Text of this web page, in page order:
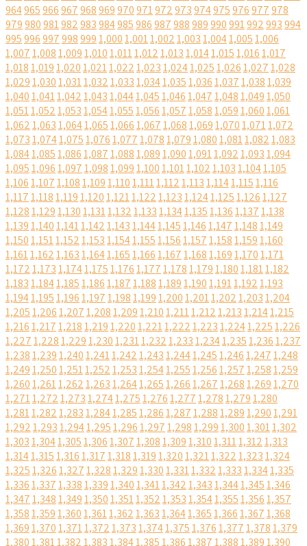
964965966967968969970971972973974975976977978
979980981982983984985986987988989990991992993994
9959969979989991,0001,0011,0021,0031,0041,0051,006
1,0071,0081,0091,0101,0111,0121,0131,0141,0151,0161,017
1,0181,0191,0201,0211,0221,0231,0241,0251,0261,0271,028
1,0291,0301,0311,0321,0331,0341,0351,0361,0371,0381,039
1,0401,0411,0421,0431,0441,0451,0461,0471,0481,0491,050
1,0511,0521,0531,0541,0551,0561,0571,0581,0591,0601,061
1,0621,0631,0641,0651,0661,0671,0681,0691,0701,0711,072
1,0731,0741,0751,0761,0771,0781,0791,0801,0811,0821,083
1,0841,0851,0861,0871,0881,0891,0901,0911,0921,0931,094
1,0951,0961,0971,0981,0991,1001,1011,1021,1031,1041,105
1,1061,1071,1081,1091,1101,1111,1121,1131,1141,1151,116
1,1171,1181,1191,1201,1211,1221,1231,1241,1251,1261,127
1,1281,1291,1301,1311,1321,1331,1341,1351,1361,1371,138
1,1391,1401,1411,1421,1431,1441,1451,1461,1471,1481,149
1,1501,1511,1521,1531,1541,1551,1561,1571,1581,1591,160
1,1611,1621,1631,1641,1651,1661,1671,1681,1691,1701,171
1,1721,1731,1741,1751,1761,1771,1781,1791,1801,1811,182
1,1831,1841,1851,1861,1871,1881,1891,1901,1911,1921,193
1,1941,1951,1961,1971,1981,1991,2001,2011,2021,2031,204
1,2051,2061,2071,2081,2091,2101,2111,2121,2131,2141,215
1,2161,2171,2181,2191,2201,2211,2221,2231,2241,2251,226
1,2271,2281,2291,2301,2311,2321,2331,2341,2351,2361,237
1,2381,2391,2401,2411,2421,2431,2441,2451,2461,2471,248
1,2491,2501,2511,2521,2531,2541,2551,2561,2571,2581,259
1,2601,2611,2621,2631,2641,2651,2661,2671,2681,2691,270
1,2711,2721,2731,2741,2751,2761,2771,2781,2791,280
1,2811,2821,2831,2841,2851,2861,2871,2881,2891,2901,291
1,2921,2931,2941,2951,2961,2971,2981,2991,3001,3011,302
1,3031,3041,3051,3061,3071,3081,3091,3101,3111,3121,313
1,3141,3151,3161,3171,3181,3191,3201,3211,3221,3231,324
1,3251,3261,3271,3281,3291,3301,3311,3321,3331,3341,335
1,3361,3371,3381,3391,3401,3411,3421,3431,3441,3451,346
1,3471,3481,3491,3501,3511,3521,3531,3541,3551,3561,357
1,3581,3591,3601,3611,3621,3631,3641,3651,3661,3671,368
1,3691,3701,3711,3721,3731,3741,3751,3761,3771,3781,379
1,3801,3811,3821,3831,3841,3851,3861,3871,3881,3891,390